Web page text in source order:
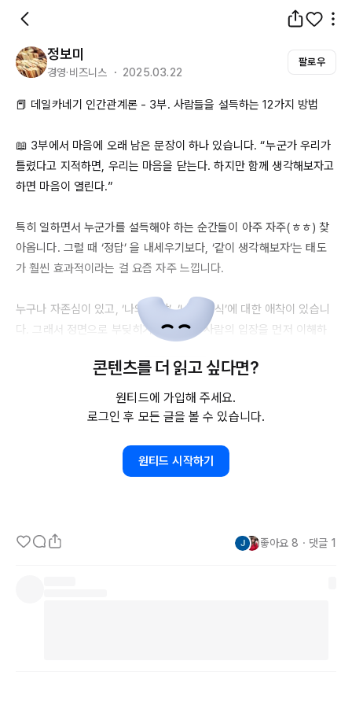
정보미
경영·비즈니스 ・ 2025.03.22
팔로우
📕 데일카네기 인간관계론 - 3부. 사람들을 설득하는 12가지 방법
📖 3부에서 마음에 오래 남은 문장이 하나 있습니다. “누군가 우리가
틀렸다고 지적하면, 우리는 마음을 닫는다. 하지만 함께 생각해보자고
하면 마음이 열린다.”
특히 일하면서 누군가를 설득해야 하는 순간들이 아주 자주(ㅎㅎ) 찾
아옵니다. 그럴 때 ‘정답’ 을 내세우기보다, ‘같이 생각해보자’는 태도
가 훨씬 효과적이라는 걸 요즘 자주 느낍니다.
누구나 자존심이 있고, ‘나의 생각’, ‘나의 방식’에 대한 애착이 있습니
다. 그래서 정면으로 부딪히기보다는, 그 사람의 입장을 먼저 이해하
💡 책을 읽으며 다시금 떠오른 교훈이 있습니다.
✔️ 설득은 이기는 일이 아니라, 이해하는 일이다.
✔️ 그리고, 결국은 ‘같은 편’이 되는 게 가장 강력한 설득이다.
콘텐츠를 더 읽고 싶다면?
원티드에 가입해 주세요.
로그인 후 모든 글을 볼 수 있습니다.
원티드 시작하기
좋아요 8 ・ 댓글 1